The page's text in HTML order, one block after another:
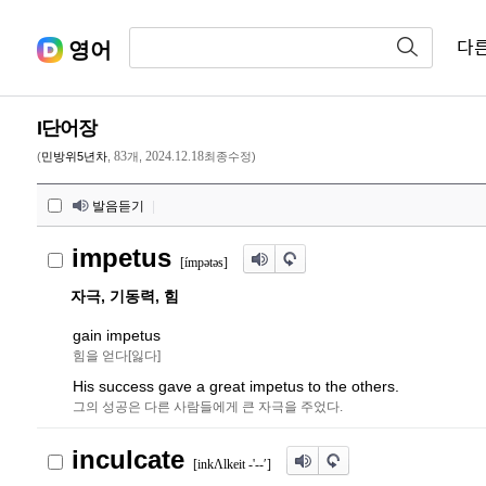
영어 다
I단어장
(민방위5년차 83개, 2024.12.18최종수정)
발음듣기
impetus [ímpətəs]
자극, 기동력, 힘
gain impetus
힘을 얻다[잃다]
His success gave a great impetus to the others.
그의 성공은 다른 사람들에게 큰 자극을 주었다.
inculcate [inkΛlkeit -'--′]